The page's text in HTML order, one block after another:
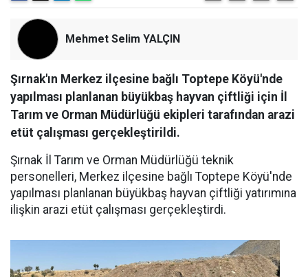
Mehmet Selim YALÇIN
Şırnak'ın Merkez ilçesine bağlı Toptepe Köyü'nde
yapılması planlanan büyükbaş hayvan çiftliği için İl
Tarım ve Orman Müdürlüğü ekipleri tarafından arazi
etüt çalışması gerçekleştirildi.
Şırnak İl Tarım ve Orman Müdürlüğü teknik
personelleri, Merkez ilçesine bağlı Toptepe Köyü'nde
yapılması planlanan büyükbaş hayvan çiftliği yatırımına
ilişkin arazi etüt çalışması gerçekleştirdi.